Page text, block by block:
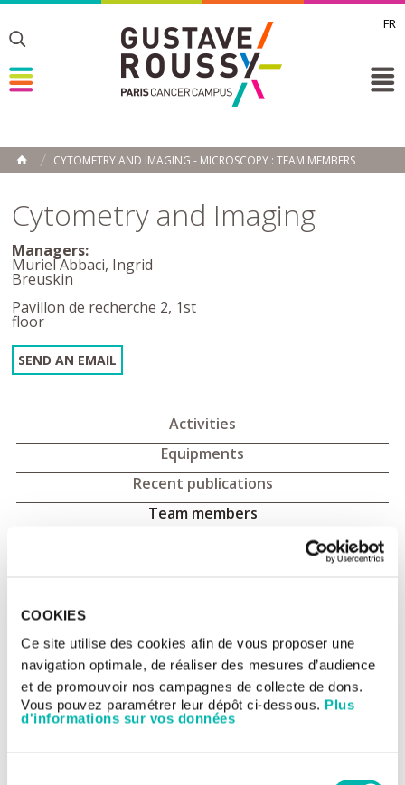
COOKIES
Ce site utilise des cookies afin de vous proposer une
navigation optimale, de réaliser des mesures d’audience
et de promouvoir nos campagnes de collecte de dons.
Vous pouvez paramétrer leur dépôt ci-dessous. Plus
d'informations sur vos données
FR
Toggle
Toggle
HOME
CYTOMETRY AND IMAGING - MICROSCOPY : TEAM MEMBERS
Cytometry and Imaging
Managers:
Muriel Abbaci, Ingrid
Breuskin
Pavillon de recherche 2, 1st
floor
SEND AN EMAIL
Activities
Equipments
Recent publications
Team members
Operation manager:
Tél. : +33 (0)1 42 11 54 03
tudor.manoliu@gustaveroussy.fr
Scientific manager:
Guillaume MONTAGNAC (DR2)
Tél. : +33 (0) 1 42 11 56 16